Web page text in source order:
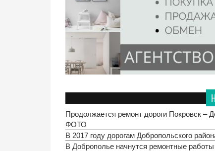
Продолжается ремонт дороги Покровск –
ФОТО
В 2017 году дорогам Добропольского
В Доброполье начнутся ремонтные